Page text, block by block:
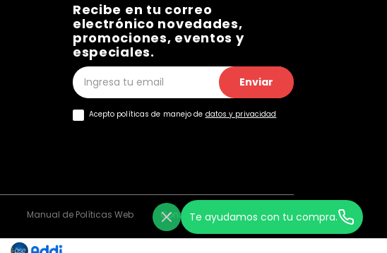
Te ayudamos con tu compra.
Recibe en tu correo
electrónico novedades,
promociones, eventos y
especiales.
Enviar
Acepto políticas de manejo de datos y privacidad
Manual de Políticas Web Consentimiento Web